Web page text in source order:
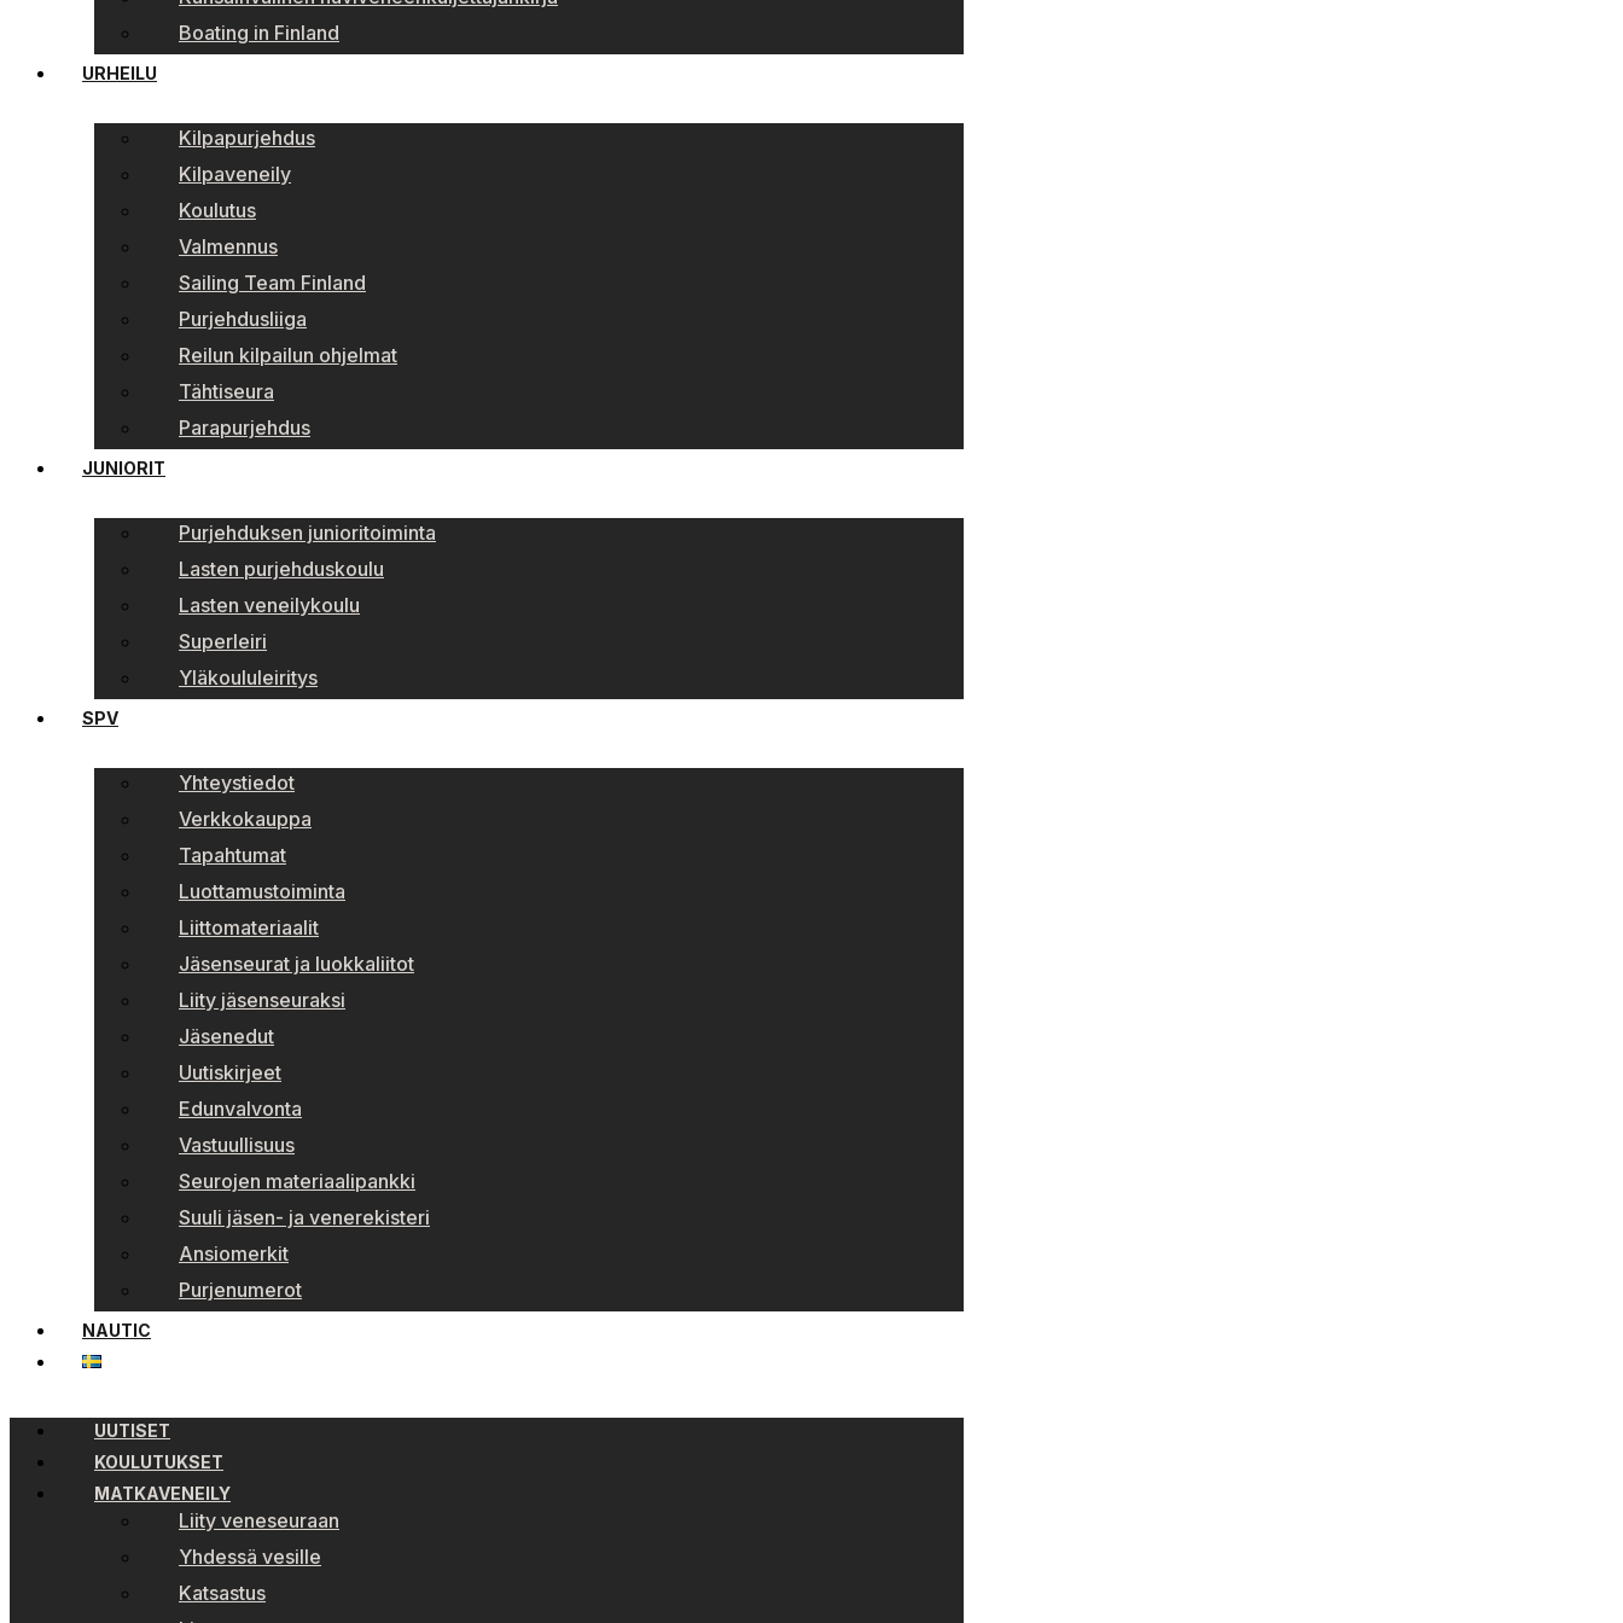
Boating in Finland
URHEILU
Kilpapurjehdus
Kilpaveneily
Koulutus
Valmennus
Sailing Team Finland
Purjehdusliiga
Reilun kilpailun ohjelmat
Tähtiseura
Parapurjehdus
JUNIORIT
Purjehduksen junioritoiminta
Lasten purjehduskoulu
Lasten veneilykoulu
Superleiri
Yläkoululeiritys
SPV
Yhteystiedot
Verkkokauppa
Tapahtumat
Luottamustoiminta
Liittomateriaalit
Jäsenseurat ja luokkaliitot
Liity jäsenseuraksi
Jäsenedut
Uutiskirjeet
Edunvalvonta
Vastuullisuus
Seurojen materiaalipankki
Suuli jäsen- ja venerekisteri
Ansiomerkit
Purjenumerot
NAUTIC
UUTISET
KOULUTUKSET
MATKAVENEILY
Liity veneseuraan
Yhdessä vesille
Katsastus